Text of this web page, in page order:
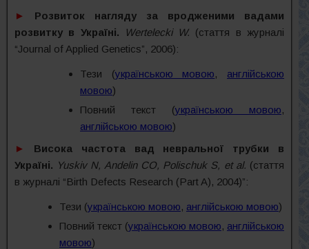
►
Розвиток нагляду за вродженими вадами
розвитку в Україні.
Wertelecki W. (стаття в журналі
“Journal of Applied Genetics”, 2006):
Тези (українською мовою, англійською
мовою)
Повний текст (українською мовою,
англійською мовою)
►
Висока частота вад невральної трубки в
Україні. Yuskiv N, Andelin CO, Polischuk S, et al. (стаття
в журналі “Birth Defects Research (Part A), 2004)”:
Тези (українською мовою, англійською мовою)
Повний текст (українською мовою, англійською
мовою)